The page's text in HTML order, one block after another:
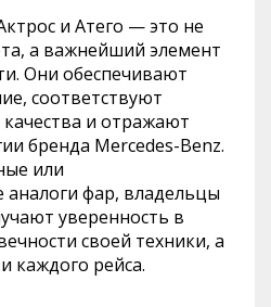
и Атего — это не
а важнейший элемент
Они обеспечивают
соответствуют
и отражают
бренда Mercedes-Benz.
или
фар, владельцы
уверенность в
своей техники, а
каждого рейса.